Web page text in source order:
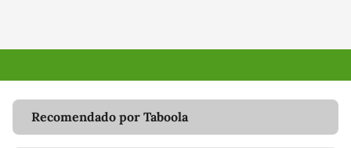
Recomendado por Taboola